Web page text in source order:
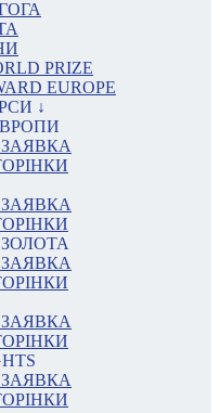
PRIZE
EUROPE
↓